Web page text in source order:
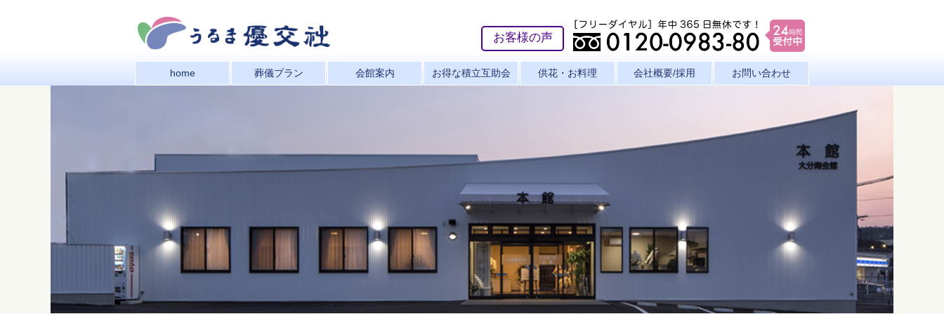
home 葬儀プラン 会館案内 お得な積立互助会 供花・お料理 会社概要/採用 お問い合わせ
お客様の声